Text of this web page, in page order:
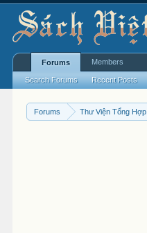
Forums Thư Viện Tổng Hợp
Forums
Search Forums Recent Posts
Members